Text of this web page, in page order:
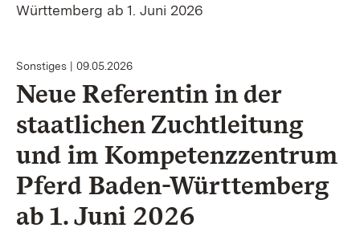
Württemberg ab 1. Juni 2026
Sonstiges 09.05.2026
Neue Referentin in der
staatlichen Zuchtleitung
und im Kompetenzzentrum
Pferd Baden-Württemberg
ab 1. Juni 2026